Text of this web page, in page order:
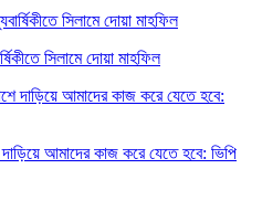
সিলামে দোয়া মাহফিল
আমাদের কাজ করে যেতে হবে: ভিপি